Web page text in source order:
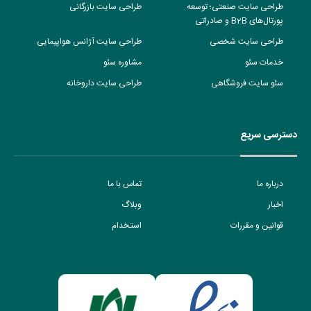
طراحی سایت صنعتی؛ توسعه
پورتال‌های B2B و صادراتی
طراحی سایت بازرگانی
طراحی سایت شخصی
طراحی سایت آژانس هواپیمایی
خدمات سئو
مشاوره سئو
سئو سایت فروشگاهی
طراحی سایت داروخانه
دسترسی سریع
درباره ما
تماس با ما
اخبار
وبلاگ
قوانین و مقررات
استخدام